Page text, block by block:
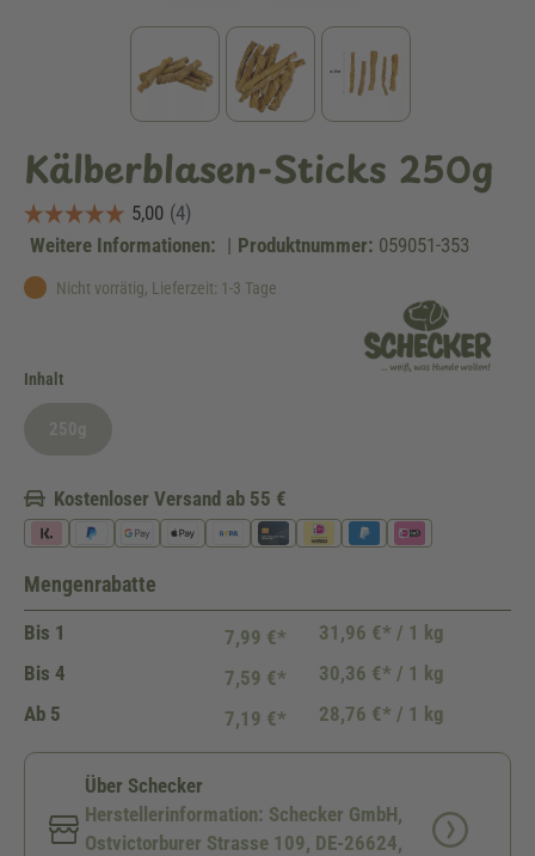
Kälberblasen-Sticks 250g
Weitere Informationen: | Produktnummer: 059051-353
Nicht vorrätig, Lieferzeit: 1-3 Tage
Inhaltauswählen
Kostenloser Versand ab 55 €
Mengenrabatte
Bis 1 7,99 €*
31,96 €* / 1 kg
Bis 4 7,59 €*
30,36 €* / 1 kg
Ab 5 7,19 €* 28,76 €* / 1 kg
Über Schecker
Herstellerinformation: Schecker GmbH,
Ostvictorburer Strasse 109, DE-26624,